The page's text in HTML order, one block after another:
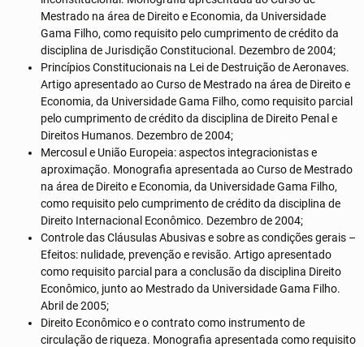
Mestrado na área de Direito e Economia, da Universidade
Gama Filho, como requisito pelo cumprimento de crédito da
disciplina de Jurisdição Constitucional. Dezembro de 2004;
Princípios Constitucionais na Lei de Destruição de Aeronaves.
Artigo apresentado ao Curso de Mestrado na área de Direito e
Economia, da Universidade Gama Filho, como requisito parcial
pelo cumprimento de crédito da disciplina de Direito Penal e
Direitos Humanos. Dezembro de 2004;
Mercosul e União Europeia: aspectos integracionistas e
aproximação. Monografia apresentada ao Curso de Mestrado
na área de Direito e Economia, da Universidade Gama Filho,
como requisito pelo cumprimento de crédito da disciplina de
Direito Internacional Econômico. Dezembro de 2004;
Controle das Cláusulas Abusivas e sobre as condições gerais –
Efeitos: nulidade, prevenção e revisão. Artigo apresentado
como requisito parcial para a conclusão da disciplina Direito
Econômico, junto ao Mestrado da Universidade Gama Filho.
Abril de 2005;
Direito Econômico e o contrato como instrumento de
circulação de riqueza. Monografia apresentada como requisito